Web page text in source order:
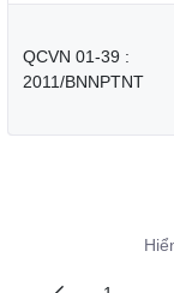
QCVN 01-39 :
2011/BNNPTNT